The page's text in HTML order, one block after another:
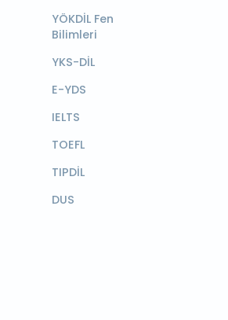
YÖKDİL Fen
Bilimleri
YKS-DİL
E-YDS
IELTS
TOEFL
TIPDİL
DUS